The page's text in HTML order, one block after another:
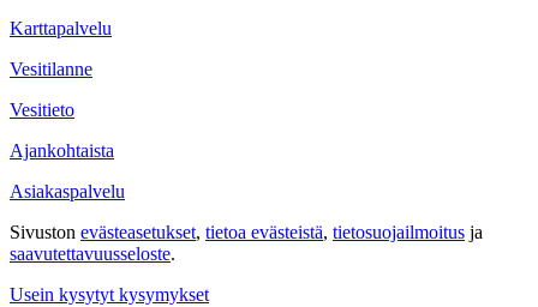
Karttapalvelu
Vesitilanne
Vesitieto
Ajankohtaista
Asiakaspalvelu
Sivuston evästeasetukset, tietoa evästeistä, tietosuojailmoitus ja
saavutettavuus­seloste.
Usein kysytyt kysymykset